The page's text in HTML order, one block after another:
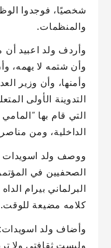
شخصيًا، فوجدوا
والمنظمات.
وأردف ولد اعبيد أن
وأن شتمه لا يهمه،
وأمنها، وأن وزير
التدوينة الأولى
التي قام بها “المامي
الداخلية، ومن
ووصف ولد اسويدات
الصحفيين في
البرلماني بيرام
كلامه مضيعة للوقت.
وأضاف ولد
وليست ثقافتي ولا